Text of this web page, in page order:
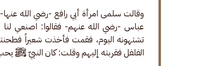
وقالت سلمى امرأة أبي رافع -رضي الله
عباس -رضي الله عنهم- فقالوا: اصنعي
تشتهونه اليوم، فقمت فأخذت شعيراً
الفلفل فقربته إليهم وقلت: كان النبيّ ﷺ